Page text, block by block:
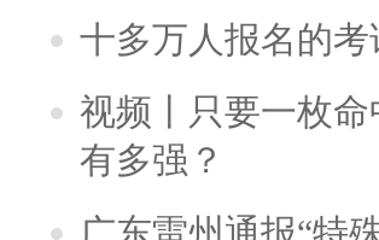
十多万人报名的
视频丨只要一枚
有多强？